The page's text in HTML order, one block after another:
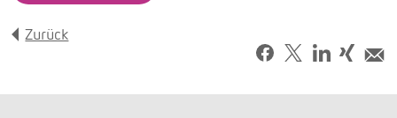
Zurück
Facebook
TweetLinkedIn
Share